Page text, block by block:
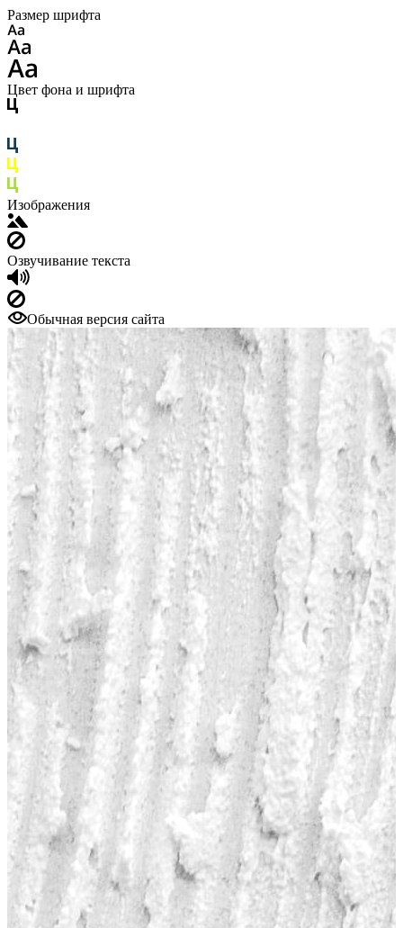
Размер шрифта
Цвет фона и шрифта
Изображения
Озвучивание текста
Обычная версия сайта